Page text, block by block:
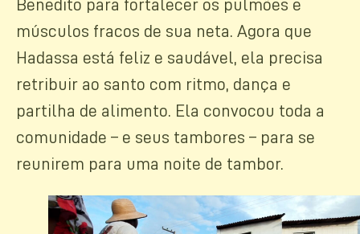
Benedito para fortalecer os pulmões e
músculos fracos de sua neta. Agora que
Hadassa está feliz e saudável, ela precisa
retribuir ao santo com ritmo, dança e
partilha de alimento. Ela convocou toda a
comunidade – e seus tambores – para se
reunirem para uma noite de tambor.